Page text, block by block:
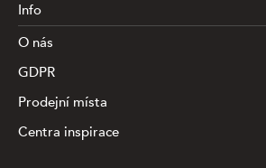
Info
O nás
GDPR
Prodejní místa
Centra inspirace